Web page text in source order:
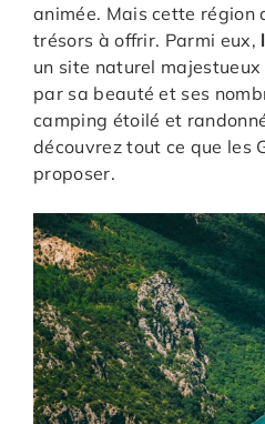
animée. Mais cette région
trésors à offrir. Parmi eux,
un site naturel
par sa beauté et ses
camping étoilé et
découvrez tout ce que les
proposer.